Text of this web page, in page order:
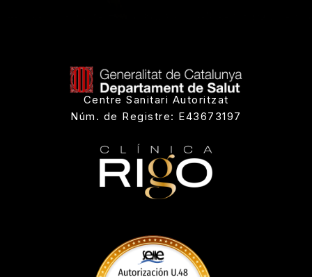
Centre Sanitari Autoritzat
Núm. de Registre: E43673197